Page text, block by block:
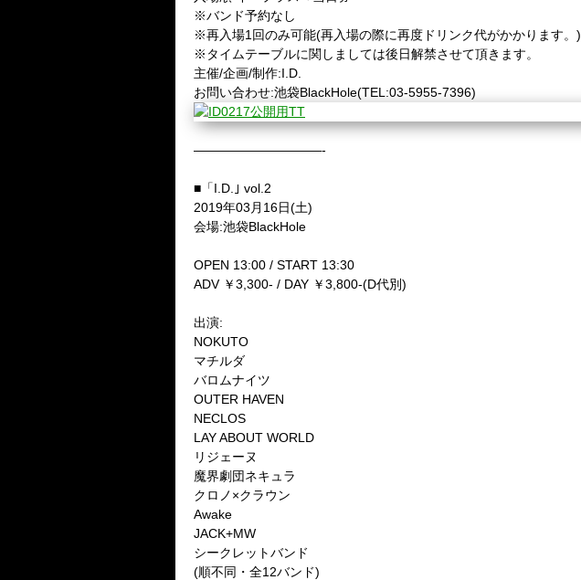
※バンド予約なし
※再入場1回のみ可能(再入場の際に再度ドリンク代がかかります。)
※タイムテーブルに関しましては後日解禁させて頂きます。
主催/企画/制作:I.D.
お問い合わせ:池袋BlackHole(TEL:03-5955-7396)
——————————-
■「I.D.｣ vol.2
2019年03月16日(土)
会場:池袋BlackHole
OPEN 13:00 / START 13:30
ADV ￥3,300- / DAY ￥3,800-(D代別)
出演:
NOKUTO
マチルダ
バロムナイツ
OUTER HAVEN
NECLOS
LAY ABOUT WORLD
リジェーヌ
魔界劇団ネキュラ
クロノ×クラウン
Awake
JACK+MW
シークレットバンド
(順不同・全12バンド)